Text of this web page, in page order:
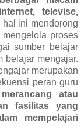
televise,
hal ini mendorong
mengelola proses
sumber belajar
belajar mengajar.
merupakan
peran guru
atau
fasilitas yang
mempelajari